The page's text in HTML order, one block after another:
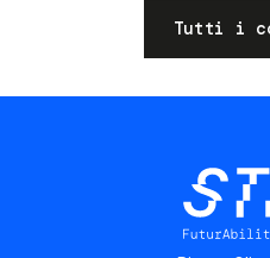
Tutti i